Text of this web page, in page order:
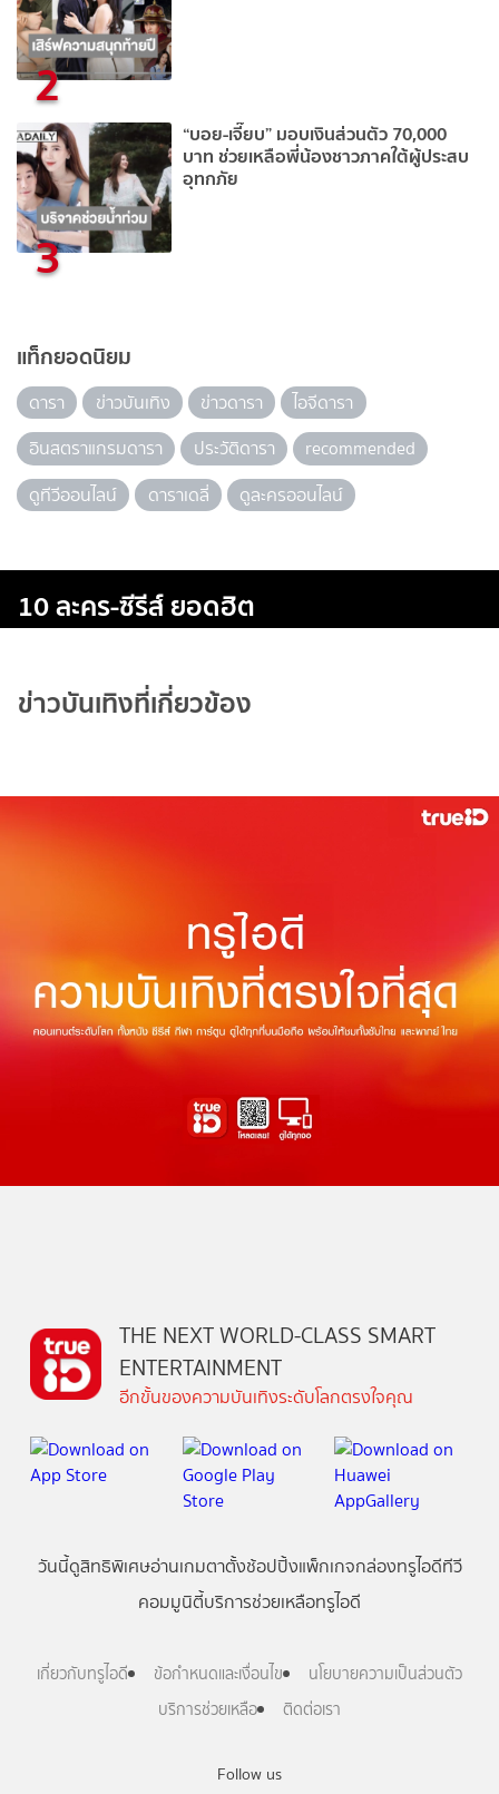
2
3
“บอย-เจี๊ยบ” มอบเงินส่วนตัว 70,000
บาท ช่วยเหลือพี่น้องชาวภาคใต้ผู้ประสบ
อุทกภัย
แท็กยอดนิยม
ดารา ข่าวบันเทิง ข่าวดารา
ไอจีดารา
อินสตราแกรมดารา
ประวัติดารา
recommended
ดูทีวีออนไลน์
ดาราเดลี่ ดูละครออนไลน์
10 ละคร-ซีรีส์ ยอดฮิต
ข่าวบันเทิงที่เกี่ยวข้อง
Follow us
THE NEXT WORLD-CLASS SMART
ENTERTAINMENT
อีกขั้นของความบันเทิงระดับโลกตรงใจคุณ
วันนี้ดูสิทธิพิเศษอ่านเกมตาตั้งช้อปปิ้งแพ็กเกจกล่องทรูไอดีทีวี
คอมมูนิตี้บริการช่วยเหลือทรูไอดี
เกี่ยวกับทรูไอดี ข้อกำหนดและเงื่อนไข
นโยบายความเป็นส่วนตัว
บริการช่วยเหลือ
ติดต่อเรา